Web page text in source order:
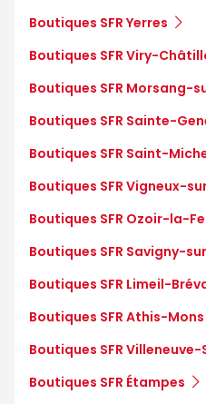
Boutiques SFR Yerres
Boutiques SFR Viry-
Boutiques SFR Morsang-
Boutiques SFR Sainte-
Boutiques SFR Saint-
Boutiques SFR Vigneux-
Boutiques SFR Ozoir-la-
Boutiques SFR Savigny-
Boutiques SFR Limeil-
Boutiques SFR Athis-Mons
Boutiques SFR
Boutiques SFR Étampes